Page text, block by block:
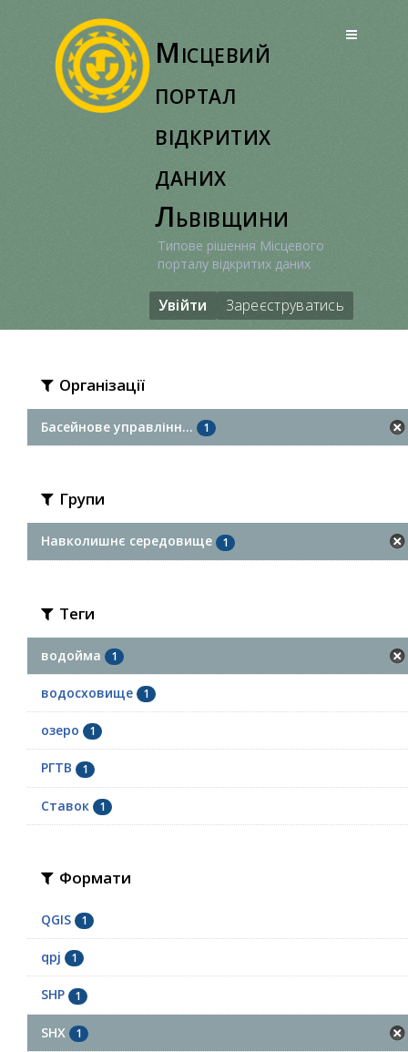
Місцевий
портал
відкритих
даних
Львівщини
Типове рішення Місцевого
порталу відкритих даних
Увійти Зареєструватись
Організації
Басейнове управлінн... 1
Групи
Навколишнє середовище 1
Теги
водойма 1
водосховище 1
озеро 1
РГТВ 1
Ставок 1
Формати
QGIS 1
qpj 1
SHP 1
SHX 1